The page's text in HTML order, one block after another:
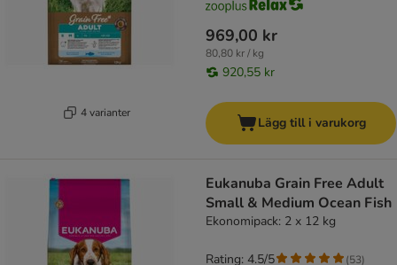
4 varianter
969,00 kr
80,80 kr / kg
920,55 kr
Lägg till i varukorg
Eukanuba Grain Free Adult
Small & Medium Ocean Fish
Ekonomipack: 2 x 12 kg
Rating: 4.5/5 (53)